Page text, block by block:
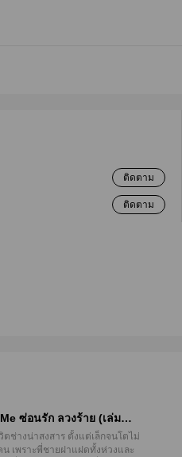
ติดตาม
ติดตาม
ซ่อนรัก ลวงร้าย (เล่ม
ตช่างน่าสงสาร ตั้งแต่เล็กจนโตไม่
น เพราะพี่ชายฝาแฝดทั้งห่วงและ